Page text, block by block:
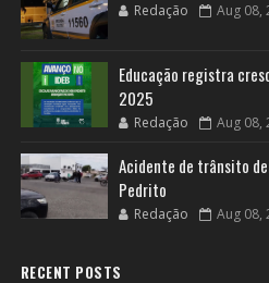
Redação Aug 08,
Educação registra
2025
Redação Aug 08,
Acidente de trânsito
Pedrito
Redação Aug 08,
RECENT POSTS